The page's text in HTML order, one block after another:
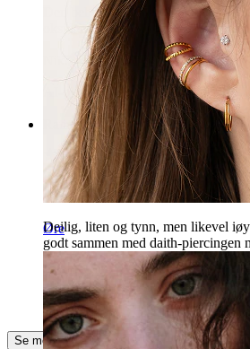
Øre
Den beholder sin skjønnhet lenge,
oksiderer den og farger huden
Bekreftet kjøp
AI-oversatt Vis original
Rating
Ryddig, elegant
Deilig, liten og tynn, men likevel
godt sammen med daith-piercingen
Szandra Bekreftet kjøp
AI-oversatt Vis original
Se mer